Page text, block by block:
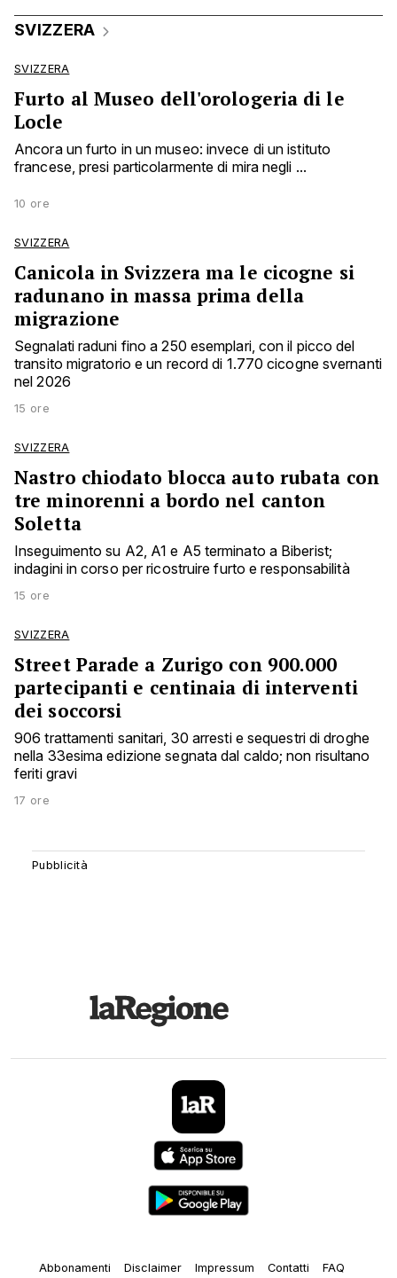
SVIZZERA
SVIZZERA
Furto al Museo dell'orologeria di le
Locle
Ancora un furto in un museo: invece di un istituto
francese, presi particolarmente di mira negli ...
10 ore
SVIZZERA
Canicola in Svizzera ma le cicogne si
radunano in massa prima della
migrazione
Segnalati raduni fino a 250 esemplari, con il picco del
transito migratorio e un record di 1.770 cicogne svernanti
nel 2026
15 ore
SVIZZERA
Nastro chiodato blocca auto rubata con
tre minorenni a bordo nel canton
Soletta
Inseguimento su A2, A1 e A5 terminato a Biberist;
indagini in corso per ricostruire furto e responsabilità
15 ore
SVIZZERA
Street Parade a Zurigo con 900.000
partecipanti e centinaia di interventi
dei soccorsi
906 trattamenti sanitari, 30 arresti e sequestri di droghe
nella 33esima edizione segnata dal caldo; non risultano
feriti gravi
17 ore
Abbonamenti Disclaimer Impressum Contatti FAQ